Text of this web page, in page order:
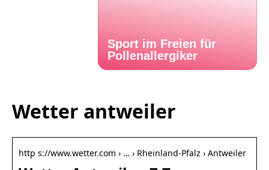
Sport im Freien für
Pollenallergiker
Wetter antweiler
http s://www.wetter.com › … › Rheinland-Pfalz › Antweiler